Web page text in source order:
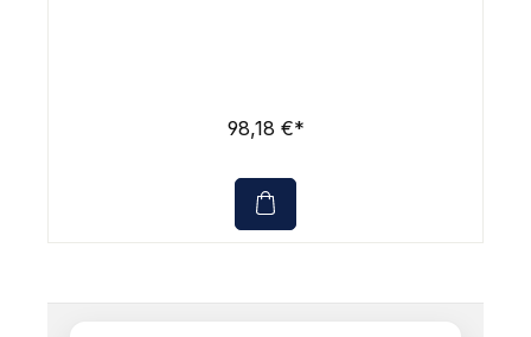
98,18 €*